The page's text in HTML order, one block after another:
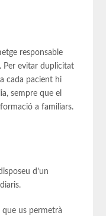
responsable
Per evitar duplicitat
cada pacient hi
sempre que el
a familiars.
d’un
que us permetrà